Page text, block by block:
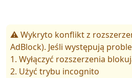
⚠️ Wykryto konflikt z
AdBlock). Jeśli występują
1. Wyłączyć rozszerzenia
2. Użyć trybu incognito